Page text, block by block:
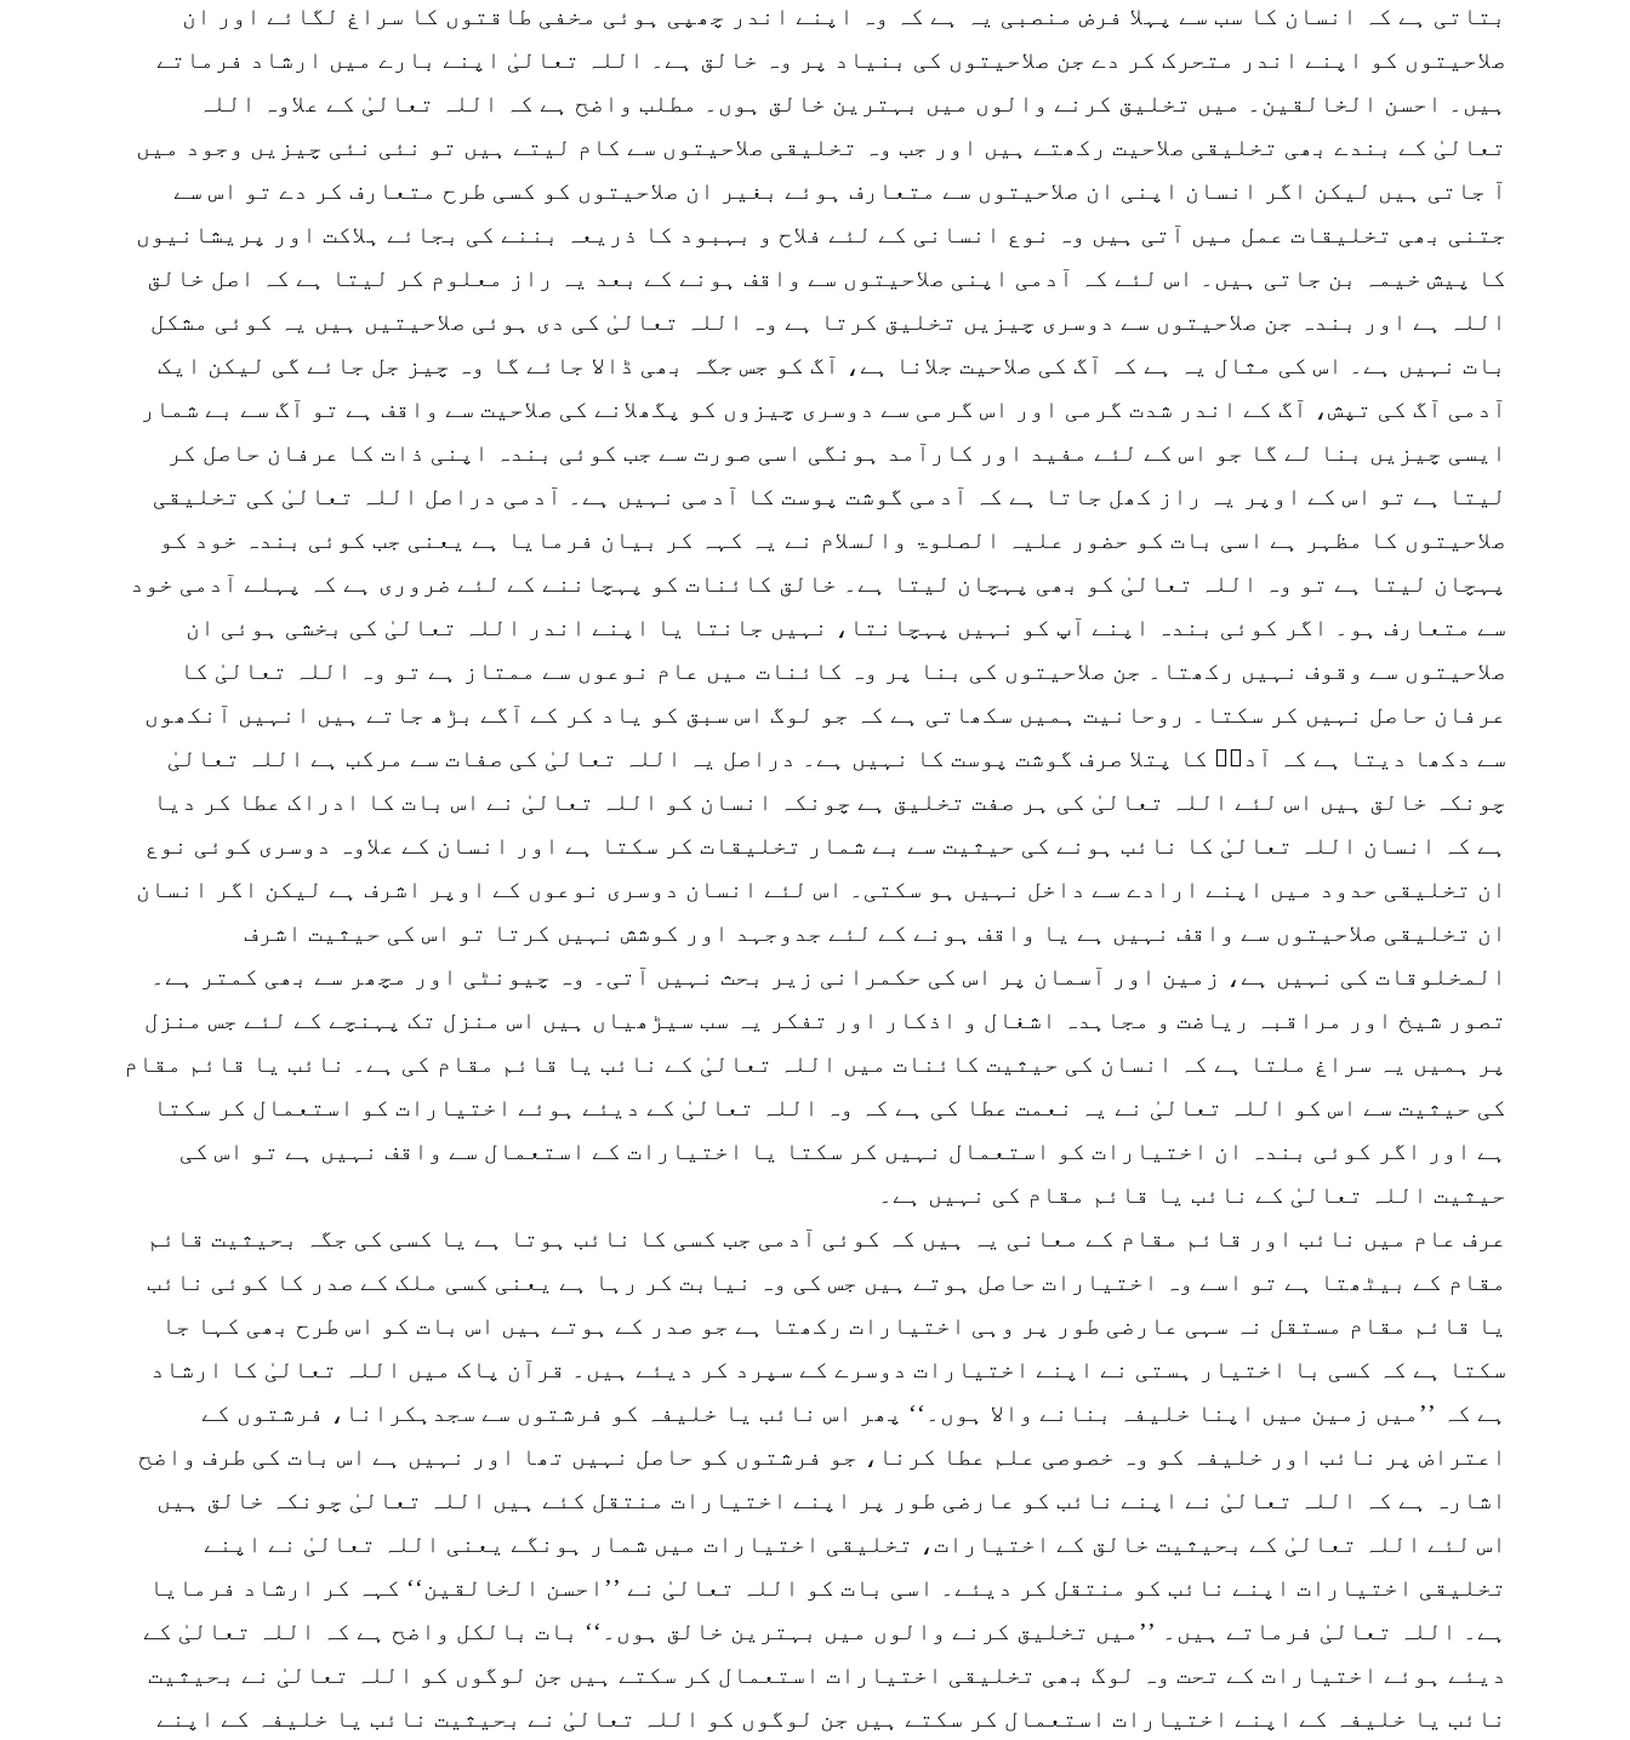
بتاتی ہے کہ انسان کا سب سے پہلا فرض منصبی یہ ہے کہ وہ اپنے اندر چھپی ہوئی مخفی طاقتوں کا سراغ لگائے اور ان
صلاحیتوں کو اپنے اندر متحرک کر دے جن صلاحیتوں کی بنیاد پر وہ خالق ہے۔ اللہ تعالیٰ اپنے بارے میں ارشاد فرماتے
ہیں۔ احسن الخالقین۔ میں تخلیق کرنے والوں میں بہترین خالق ہوں۔ مطلب واضح ہے کہ اللہ تعالیٰ کے علاوہ اللہ
تعالیٰ کے بندے بھی تخلیقی صلاحیت رکھتے ہیں اور جب وہ تخلیقی صلاحیتوں سے کام لیتے ہیں تو نئی نئی چیزیں وجود میں
آ جاتی ہیں لیکن اگر انسان اپنی ان صلاحیتوں سے متعارف ہوئے بغیر ان صلاحیتوں کو کسی طرح متعارف کر دے تو اس سے
جتنی بھی تخلیقات عمل میں آتی ہیں وہ نوع انسانی کے لئے فلاح و بہبود کا ذریعہ بننے کی بجائے ہلاکت اور پریشانیوں
کا پیش خیمہ بن جاتی ہیں۔ اس لئے کہ آدمی اپنی صلاحیتوں سے واقف ہونے کے بعد یہ راز معلوم کر لیتا ہے کہ اصل خالق
اللہ ہے اور بندہ جن صلاحیتوں سے دوسری چیزیں تخلیق کرتا ہے وہ اللہ تعالیٰ کی دی ہوئی صلاحیتیں ہیں یہ کوئی مشکل
بات نہیں ہے۔ اس کی مثال یہ ہے کہ آگ کی صلاحیت جلانا ہے، آگ کو جس جگہ بھی ڈالا جائے گا وہ چیز جل جائے گی لیکن ایک
آدمی آگ کی تپش، آگ کے اندر شدت گرمی اور اس گرمی سے دوسری چیزوں کو پگھلانے کی صلاحیت سے واقف ہے تو آگ سے بے شمار
ایسی چیزیں بنا لے گا جو اس کے لئے مفید اور کارآمد ہونگی اسی صورت سے جب کوئی بندہ اپنی ذات کا عرفان حاصل کر
لیتا ہے تو اس کے اوپر یہ راز کھل جاتا ہے کہ آدمی گوشت پوست کا آدمی نہیں ہے۔ آدمی دراصل اللہ تعالیٰ کی تخلیقی
صلاحیتوں کا مظہر ہے اسی بات کو حضور علیہ الصلوۃ والسلام نے یہ کہہ کر بیان فرمایا ہے یعنی جب کوئی بندہ خود کو
پہچان لیتا ہے تو وہ اللہ تعالیٰ کو بھی پہچان لیتا ہے۔ خالق کائنات کو پہچاننے کے لئے ضروری ہے کہ پہلے آدمی خود
سے متعارف ہو۔ اگر کوئی بندہ اپنے آپ کو نہیں پہچانتا، نہیں جانتا یا اپنے اندر اللہ تعالیٰ کی بخشی ہوئی ان
صلاحیتوں سے وقوف نہیں رکھتا۔ جن صلاحیتوں کی بنا پر وہ کائنات میں عام نوعوں سے ممتاز ہے تو وہ اللہ تعالیٰ کا
عرفان حاصل نہیں کر سکتا۔ روحانیت ہمیں سکھاتی ہے کہ جو لوگ اس سبق کو یاد کر کے آگے بڑھ جاتے ہیں انہیں آنکھوں
سے دکھا دیتا ہے کہ آدمؑ کا پتلا صرف گوشت پوست کا نہیں ہے۔ دراصل یہ اللہ تعالیٰ کی صفات سے مرکب ہے اللہ تعالیٰ
چونکہ خالق ہیں اس لئے اللہ تعالیٰ کی ہر صفت تخلیق ہے چونکہ انسان کو اللہ تعالیٰ نے اس بات کا ادراک عطا کر دیا
ہے کہ انسان اللہ تعالیٰ کا نائب ہونے کی حیثیت سے بے شمار تخلیقات کر سکتا ہے اور انسان کے علاوہ دوسری کوئی نوع
ان تخلیقی حدود میں اپنے ارادے سے داخل نہیں ہو سکتی۔ اس لئے انسان دوسری نوعوں کے اوپر اشرف ہے لیکن اگر انسان
ان تخلیقی صلاحیتوں سے واقف نہیں ہے یا واقف ہونے کے لئے جدوجہد اور کوشش نہیں کرتا تو اس کی حیثیت اشرف
المخلوقات کی نہیں ہے، زمین اور آسمان پر اس کی حکمرانی زیر بحث نہیں آتی۔ وہ چیونٹی اور مچھر سے بھی کمتر ہے۔
تصور شیخ اور مراقبہ ریاضت و مجاہدہ اشغال و اذکار اور تفکر یہ سب سیڑھیاں ہیں اس منزل تک پہنچے کے لئے جس منزل
پر ہمیں یہ سراغ ملتا ہے کہ انسان کی حیثیت کائنات میں اللہ تعالیٰ کے نائب یا قائم مقام کی ہے۔ نائب یا قائم مقام
کی حیثیت سے اس کو اللہ تعالیٰ نے یہ نعمت عطا کی ہے کہ وہ اللہ تعالیٰ کے دیئے ہوئے اختیارات کو استعمال کر سکتا
ہے اور اگر کوئی بندہ ان اختیارات کو استعمال نہیں کر سکتا یا اختیارات کے استعمال سے واقف نہیں ہے تو اس کی
حیثیت اللہ تعالیٰ کے نائب یا قائم مقام کی نہیں ہے۔
عرف عام میں نائب اور قائم مقام کے معانی یہ ہیں کہ کوئی آدمی جب کسی کا نائب ہوتا ہے یا کسی کی جگہ بحیثیت قائم
مقام کے بیٹھتا ہے تو اسے وہ اختیارات حاصل ہوتے ہیں جس کی وہ نیابت کر رہا ہے یعنی کسی ملک کے صدر کا کوئی نائب
یا قائم مقام مستقل نہ سہی عارضی طور پر وہی اختیارات رکھتا ہے جو صدر کے ہوتے ہیں اس بات کو اس طرح بھی کہا جا
سکتا ہے کہ کسی با اختیار ہستی نے اپنے اختیارات دوسرے کے سپرد کر دیئے ہیں۔ قرآن پاک میں اللہ تعالیٰ کا ارشاد
ہے کہ ’’میں زمین میں اپنا خلیفہ بنانے والا ہوں۔‘‘ پھر اس نائب یا خلیفہ کو فرشتوں سے سجدہکرانا، فرشتوں کے
اعتراض پر نائب اور خلیفہ کو وہ خصوصی علم عطا کرنا، جو فرشتوں کو حاصل نہیں تھا اور نہیں ہے اس بات کی طرف واضح
اشارہ ہے کہ اللہ تعالیٰ نے اپنے نائب کو عارضی طور پر اپنے اختیارات منتقل کئے ہیں اللہ تعالیٰ چونکہ خالق ہیں
اس لئے اللہ تعالیٰ کے بحیثیت خالق کے اختیارات، تخلیقی اختیارات میں شمار ہونگے یعنی اللہ تعالیٰ نے اپنے
تخلیقی اختیارات اپنے نائب کو منتقل کر دیئے۔ اسی بات کو اللہ تعالیٰ نے ’’احسن الخالقین‘‘ کہہ کر ارشاد فرمایا
ہے۔ اللہ تعالیٰ فرماتے ہیں۔ ’’میں تخلیق کرنے والوں میں بہترین خالق ہوں۔‘‘ بات بالکل واضح ہے کہ اللہ تعالیٰ کے
دیئے ہوئے اختیارات کے تحت وہ لوگ بھی تخلیقی اختیارات استعمال کر سکتے ہیں جن لوگوں کو اللہ تعالیٰ نے بحیثیت
نائب یا خلیفہ کے اپنے اختیارات استعمال کر سکتے ہیں جن لوگوں کو اللہ تعالیٰ نے بحیثیت نائب یا خلیفہ کے اپنے